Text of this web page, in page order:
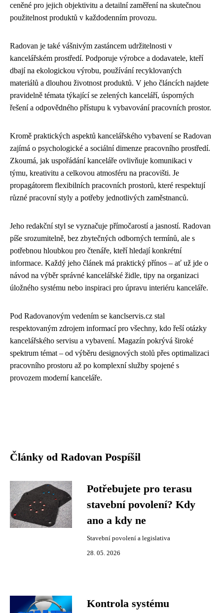
ceněné pro jejich objektivitu a detailní zaměření na skutečnou
použitelnost produktů v každodenním provozu.
Radovan je také vášnivým zastáncem udržitelnosti v
kancelářském prostředí. Podporuje výrobce a dodavatele, kteří
dbají na ekologickou výrobu, používání recyklovaných
materiálů a dlouhou životnost produktů. V jeho článcích najdete
pravidelně témata týkající se zelených kanceláří, úsporných
řešení a odpovědného přístupu k vybavování pracovních prostor.
Kromě praktických aspektů kancelářského vybavení se Radovan
zajímá o psychologické a sociální dimenze pracovního prostředí.
Zkoumá, jak uspořádání kanceláře ovlivňuje komunikaci v
týmu, kreativitu a celkovou atmosféru na pracovišti. Je
propagátorem flexibilních pracovních prostorů, které respektují
různé pracovní styly a potřeby jednotlivých zaměstnanců.
Jeho redakční styl se vyznačuje přímočarostí a jasností. Radovan
píše srozumitelně, bez zbytečných odborných termínů, ale s
potřebnou hloubkou pro čtenáře, kteří hledají konkrétní
informace. Každý jeho článek má praktický přínos – ať už jde o
návod na výběr správné kancelářské židle, tipy na organizaci
úložného systému nebo inspiraci pro úpravu interiéru kanceláře.
Pod Radovanovým vedením se kanclservis.cz stal
respektovaným zdrojem informací pro všechny, kdo řeší otázky
kancelářského servisu a vybavení. Magazín pokrývá široké
spektrum témat – od výběru designových stolů přes optimalizaci
pracovního prostoru až po komplexní služby spojené s
provozem moderní kanceláře.
Články od Radovan Pospíšil
Potřebujete pro terasu
stavební povolení? Kdy
ano a kdy ne
Stavební povolení a legislativa
28. 05. 2026
Kontrola systému